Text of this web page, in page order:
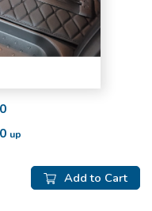
up
Add to Cart